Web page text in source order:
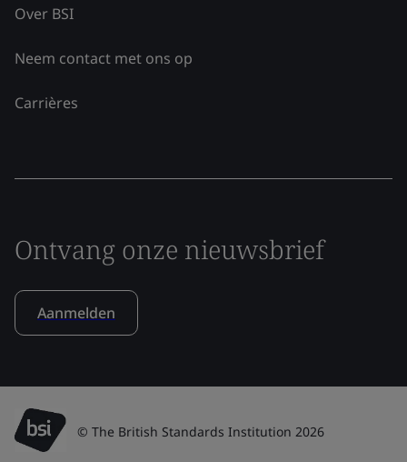
Over BSI
Neem contact met ons op
Carrières
Ontvang onze nieuwsbrief
Aanmelden
© The British Standards Institution 2026